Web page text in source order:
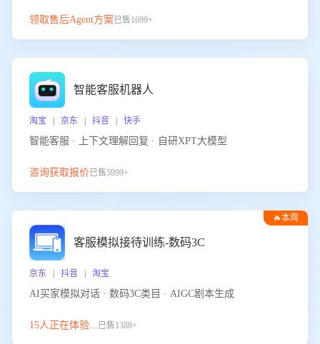
领取售后Agent方案已售1699+
智能客服机器人
淘宝 | 京东 | 抖音 | 快手
智能客服 · 上下文理解回复 · 自研XPT大模型
咨询获取报价已售5999+
🔥本周
客服模拟接待训练-数码3C
京东 | 抖音 | 淘宝
AI买家模拟对话 · 数码3C类目 · AIGC剧本生成
15人正在体验...已售1388+